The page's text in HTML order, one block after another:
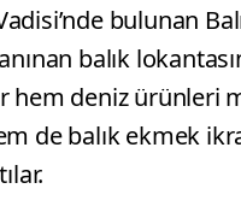
bulunan
balık
hem deniz ürünleri
de balık ekmek